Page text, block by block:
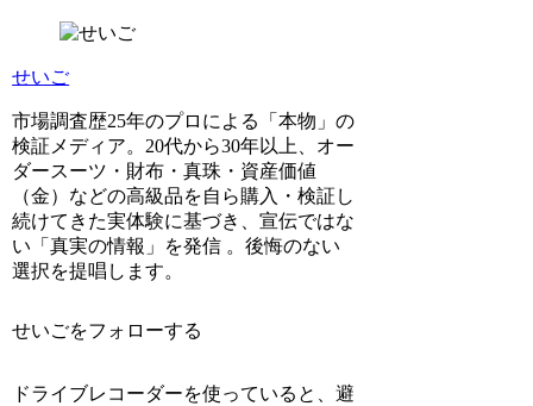
せいご
市場調査歴25年のプロによる「本物」の
検証メディア。20代から30年以上、オー
ダースーツ・財布・真珠・資産価値
（金）などの高級品を自ら購入・検証し
続けてきた実体験に基づき、宣伝ではな
い「真実の情報」を発信 。後悔のない
選択を提唱します。
せいごをフォローする
ドライブレコーダーを使っていると、避